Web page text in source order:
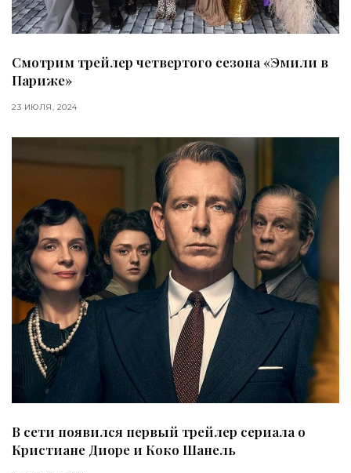
Смотрим трейлер четвертого сезона «Эмили в
Париже»
23 ИЮЛЯ, 2024
В сети появился первый трейлер сериала о
Кристиане Диоре и Коко Шанель